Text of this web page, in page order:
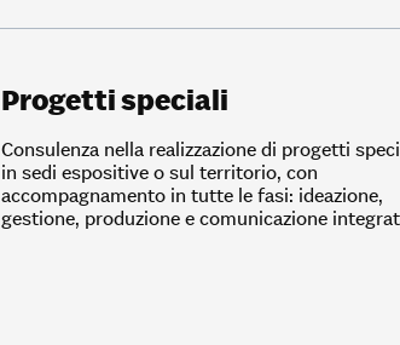
Progetti speciali
Consulenza nella realizzazione di progetti
in sedi espositive o sul territorio, con
accompagnamento in tutte le fasi: ideazione,
gestione, produzione e comunicazione